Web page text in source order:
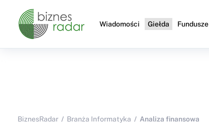
Wiadomości Giełda Fundusze
BiznesRadar Branża Informatyka Analiza finansowa